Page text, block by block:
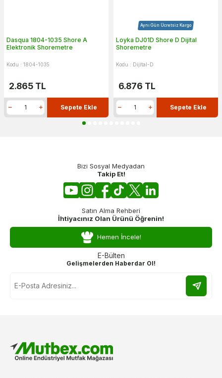
Dasqua 1804-1035 Shore A
Elektronik Shoremetre
Kodu : 1804-1035
2.865 TL
Sepete Ekle
Aynı Gün Ücretsiz Kargo
Loyka DJ01D Shore D Dijital
Shoremetre
Kodu : Dijital-D
6.876 TL
Sepete Ekle
Bizi Sosyal Medyadan
Takip Et!
Satın Alma Rehberi
İhtiyacınız Olan Ürünü Öğrenin!
Hemen İncele!
E-Bülten
Gelişmelerden Haberdar Ol!